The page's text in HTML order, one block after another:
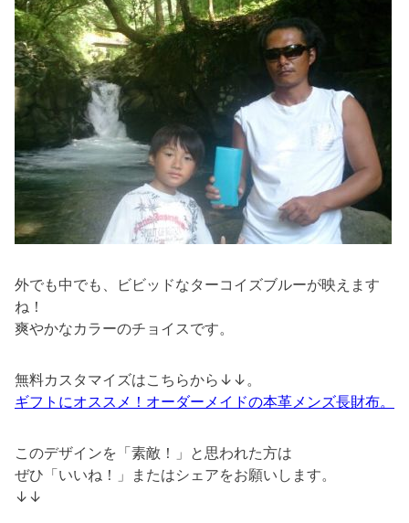
外でも中でも、ビビッドなターコイズブルーが映えます
ね！
爽やかなカラーのチョイスです。
無料カスタマイズはこちらから↓↓。
ギフトにオススメ！オーダーメイドの本革メンズ長財布。
このデザインを「素敵！」と思われた方は
ぜひ「いいね！」またはシェアをお願いします。
↓↓